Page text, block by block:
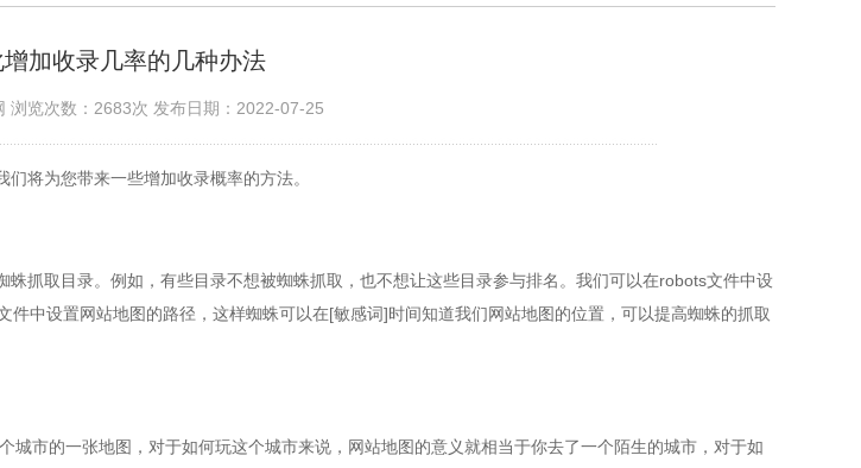
加收录几率的几种办法
浏览次数：2683次 发布日期：2022-07-25
将为您带来一些增加收录概率的方法。
取目录。例如，有些目录不想被蜘蛛抓取，也不想让这些目录参与排名。我们可以在robots文件中设
中设置网站地图的路径，这样蜘蛛可以在[敏感词]时间知道我们网站地图的位置，可以提高蜘蛛的抓取
的一张地图，对于如何玩这个城市来说，网站地图的意义就相当于你去了一个陌生的城市，对于如